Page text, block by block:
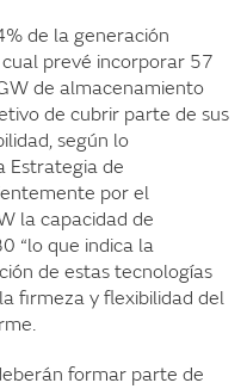
de la generación
prevé incorporar 57
de almacenamiento
de cubrir parte de sus
según lo
Estrategia de
por el
la capacidad de
“lo que indica la
de estas tecnologías
firmeza y flexibilidad del
formar parte de